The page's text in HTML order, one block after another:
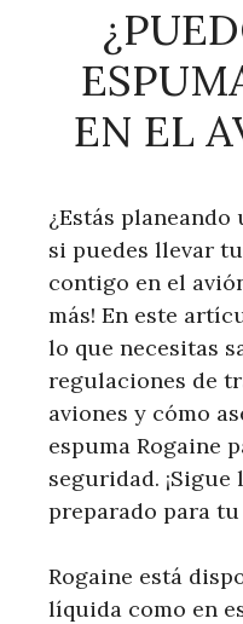
EN EL
¿Estás
si puedes llevar
contigo en el
más! En este
lo que necesitas
regulaciones de
aviones y cómo
espuma Rogaine
seguridad.
preparado para
Rogaine está
líquida como en